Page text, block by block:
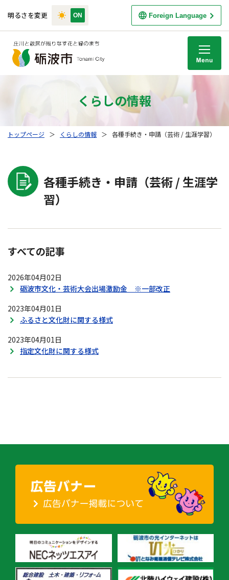
明るさを変更 Foreign Language
くらしの情報
トップページ ＞ くらしの情報 ＞ 各種手続き・申請（芸術 / 生涯学習）
各種手続き・申請（芸術 / 生涯学
習）
すべての記事
2026年04月02日
砺波市文化・芸術大会出場激励金 ※一部改正
2023年04月01日
ふるさと文化財に関する様式
2023年04月01日
指定文化財に関する様式